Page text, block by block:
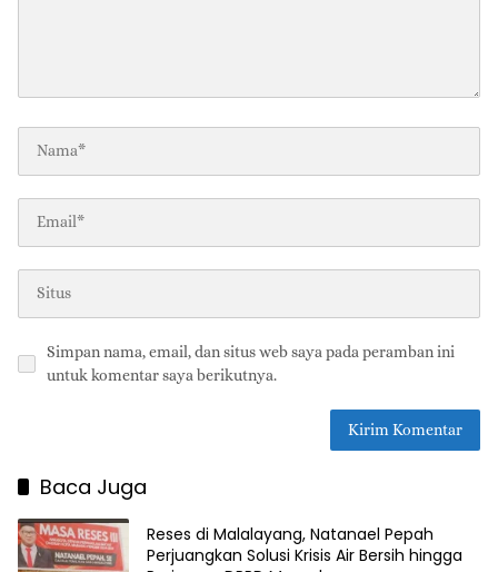
Simpan nama, email, dan situs web saya pada peramban ini
untuk komentar saya berikutnya.
Baca Juga
Reses di Malalayang, Natanael Pepah
Perjuangkan Solusi Krisis Air Bersih hingga